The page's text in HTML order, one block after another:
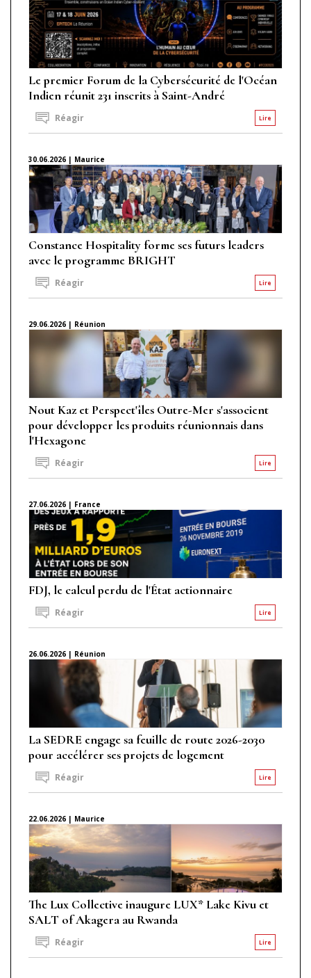
Le premier Forum de la Cybersécurité de l'Océan
Indien réunit 231 inscrits à Saint-André
Lire
Réagir
30.06.2026 | Maurice
Constance Hospitality forme ses futurs leaders
avec le programme BRIGHT
Lire
Réagir
29.06.2026 | Réunion
Nout Kaz et Perspect'îles Outre-Mer s'associent
pour développer les produits réunionnais dans
l'Hexagone
Lire
Réagir
27.06.2026 | France
FDJ, le calcul perdu de l'État actionnaire
Lire
Réagir
26.06.2026 | Réunion
La SEDRE engage sa feuille de route 2026-2030
pour accélérer ses projets de logement
Lire
Réagir
22.06.2026 | Maurice
The Lux Collective inaugure LUX* Lake Kivu et
SALT of Akagera au Rwanda
Lire
Réagir